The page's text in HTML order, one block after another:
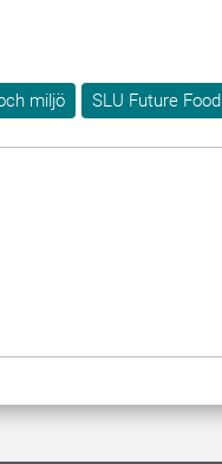
miljö SLU Future Food